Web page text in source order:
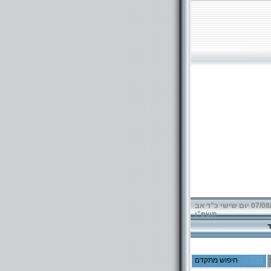
07/08/2026 יום שישי כ"ד אב
תשפ"ו
חיפוש מתקדם